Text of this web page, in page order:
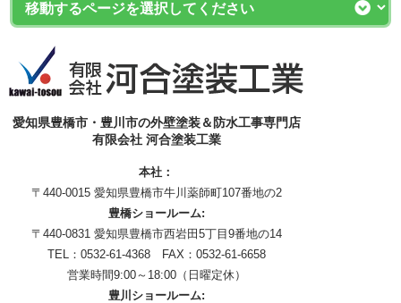
愛知県豊橋市・豊川市の外壁塗装＆防水工事専門店
有限会社 河合塗装工業
本社：
〒440-0015 愛知県豊橋市牛川薬師町107番地の2
豊橋ショールーム:
〒440-0831 愛知県豊橋市西岩田5丁目9番地の14
TEL：0532-61-4368 FAX：0532-61-6658
営業時間9:00～18:00（日曜定休）
豊川ショールーム: